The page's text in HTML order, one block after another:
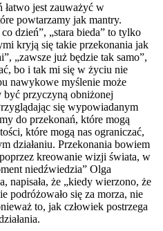
łatwo jest zauważyć w
powtarzamy jak mantry.
dzień”, „stara bieda” to tylko
kryją się takie przekonania jak
„zawsze już będzie tak samo”,
bo i tak mi się w życiu nie
nawykowe myślenie może
być przyczyną obniżonej
się wypowiadanym
do przekonań, które mogą
które mogą nas ograniczać,
działaniu. Przekonania bowiem
kreowanie wizji świata, w
niedźwiedzia” Olga
napisała, że „kiedy wierzono, że
podróżowało się za morza, nie
to, jak człowiek postrzega